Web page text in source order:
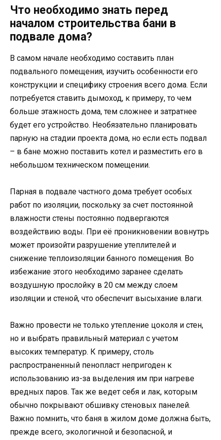
Что необходимо знать перед
началом строительства бани в
подвале дома?
В самом начале необходимо составить план
подвального помещения, изучить особенности его
конструкции и специфику строения всего дома. Если
потребуется ставить дымоход, к примеру, то чем
больше этажность дома, тем сложнее и затратнее
будет его устройство. Необязательно планировать
парную на стадии проекта дома, но если есть подвал
– в бане можно поставить котел и разместить его в
небольшом техническом помещении.
Парная в подвале частного дома требует особых
работ по изоляции, поскольку за счет постоянной
влажности стены постоянно подвергаются
воздействию воды. При её проникновении вовнутрь
может произойти разрушение утеплителей и
снижение теплоизоляции банного помещения. Во
избежание этого необходимо заранее сделать
воздушную прослойку в 20 см между слоем
изоляции и стеной, что обеспечит высыхание влаги.
Важно провести не только утепление цоколя и стен,
но и выбрать правильный материал с учетом
высоких температур. К примеру, столь
распространенный пенопласт непригоден к
использованию из-за выделения им при нагреве
вредных паров. Так же ведет себя и лак, которым
обычно покрывают обшивку стеновых панелей.
Важно помнить, что баня в жилом доме должна быть,
прежде всего, экологичной и безопасной, и